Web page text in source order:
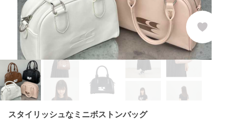
スタイリッシュなミニボストンバッグ